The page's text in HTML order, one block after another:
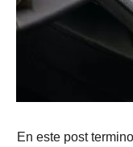
En este post